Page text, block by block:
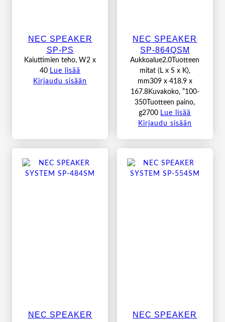
NEC SPEAKER
SP-PS
Kaiuttimien teho, W2 x
40 Lue lisää
Kirjaudu sisään
NEC SPEAKER
SP-864QSM
Aukkoalue2.0Tuotteen
mitat (L x S x K),
mm309 x 418.9 x
167.8Kuvakoko, ”100-
350Tuotteen paino,
g2700 Lue lisää
Kirjaudu sisään
NEC SPEAKER
NEC SPEAKER